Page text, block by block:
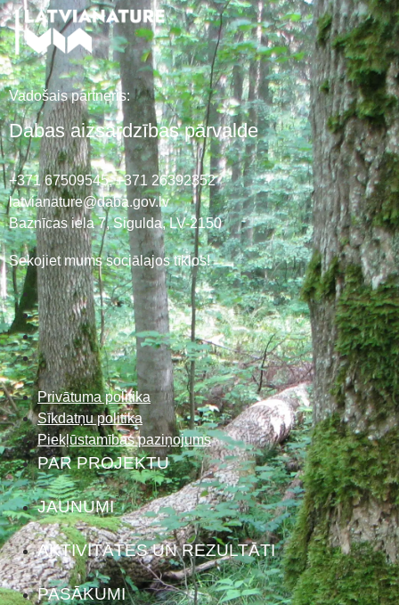
Vadošais partneris:
Dabas aizsardzības pārvalde
+371 67509545,+371 26392352
latvianature@daba.gov.lv
Baznīcas iela 7, Sigulda, LV-2150
Sekojiet mums sociālajos tīklos!
Privātuma politika
Sīkdatņu politika
Piekļūstamības paziņojums
PAR PROJEKTU
JAUNUMI
AKTIVITĀTES UN REZULTĀTI
PASĀKUMI